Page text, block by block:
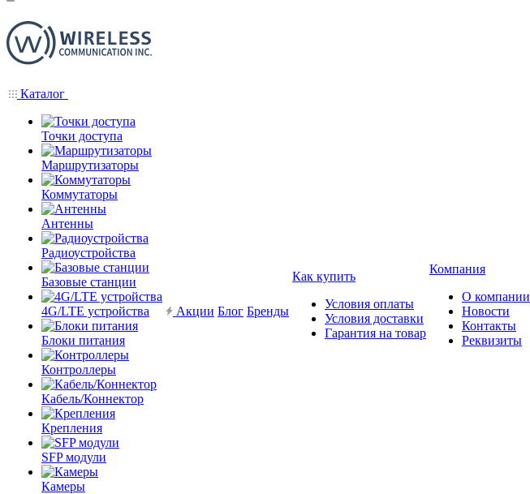
Каталог
Точки доступа
Маршрутизаторы
Коммутаторы
Антенны
Радиоустройства
Базовые станции
4G/LTE устройства
Блоки питания
Контроллеры
Кабель/Коннектор
Крепления
SFP модули
Камеры
Акции Блог Бренды
Как купить
Условия оплаты
Условия доставки
Гарантия на товар
Компания
О компании
Новости
Контакты
Реквизиты